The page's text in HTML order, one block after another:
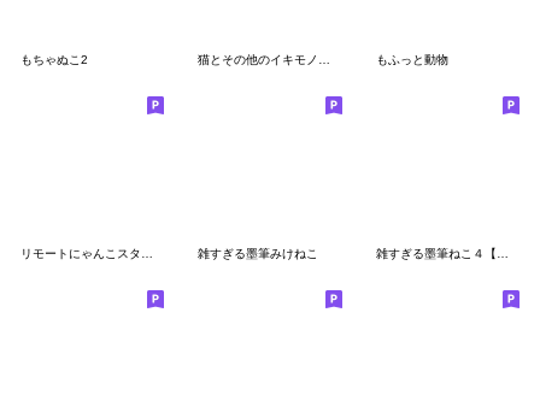
もちゃぬこ2 もふっと動物
雑すぎる墨筆みけねこ